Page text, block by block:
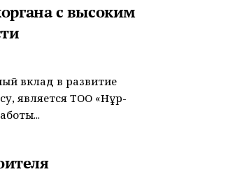
с высоким
вклад в развитие
является ТОО «Нұр-